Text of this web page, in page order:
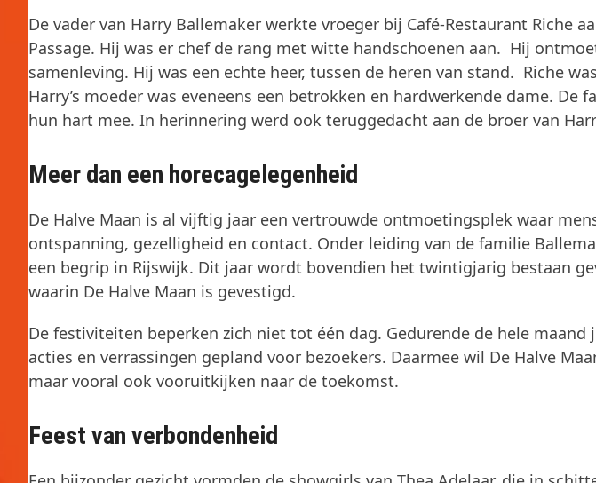
De vader van Harry Ballemaker werkte vroeger bij Café-Restaurant Riche
Passage. Hij was er chef de rang met witte handschoenen aan. Hij
samenleving. Hij was een echte heer, tussen de heren van stand. Riche
Harry’s moeder was eveneens een betrokken en hardwerkende dame. De
hun hart mee. In herinnering werd ook teruggedacht aan de broer van
Meer dan een horecagelegenheid
De Halve Maan is al vijftig jaar een vertrouwde ontmoetingsplek waar
ontspanning, gezelligheid en contact. Onder leiding van de familie
een begrip in Rijswijk. Dit jaar wordt bovendien het twintigjarig bestaan
waarin De Halve Maan is gevestigd.
De festiviteiten beperken zich niet tot één dag. Gedurende de hele
acties en verrassingen gepland voor bezoekers. Daarmee wil De Halve
maar vooral ook vooruitkijken naar de toekomst.
Feest van verbondenheid